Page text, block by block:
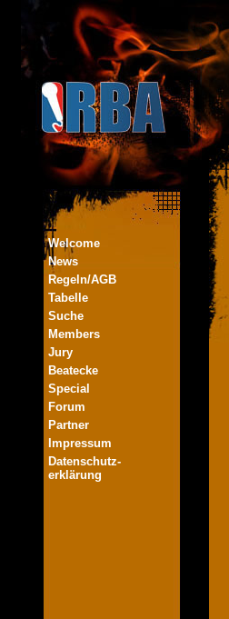
Welcome
News
Regeln/AGB
Tabelle
Suche
Members
Jury
Beatecke
Special
Forum
Partner
Impressum
Datenschutz-
erklärung